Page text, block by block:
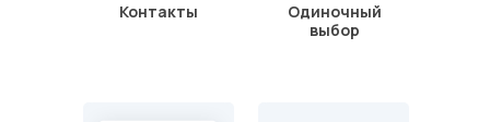
Контакты
Одиночный
выбор